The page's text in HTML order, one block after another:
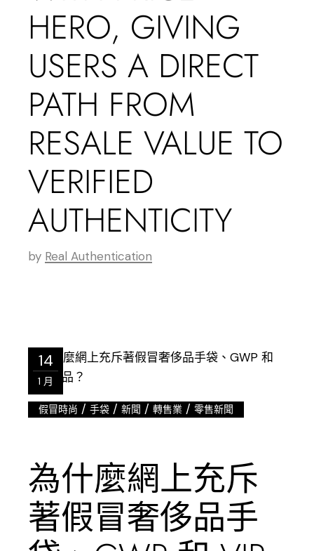
HERO, GIVING
USERS A DIRECT
PATH FROM
RESALE VALUE TO
VERIFIED
AUTHENTICITY
by Real Authentication
14
1 月
假冒時尚 /手袋 /新聞 /轉售業 /零售新聞
為什麼網上充斥
著假冒奢侈品手